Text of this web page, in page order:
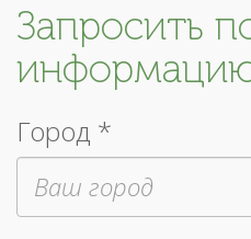
Запросить
Город *